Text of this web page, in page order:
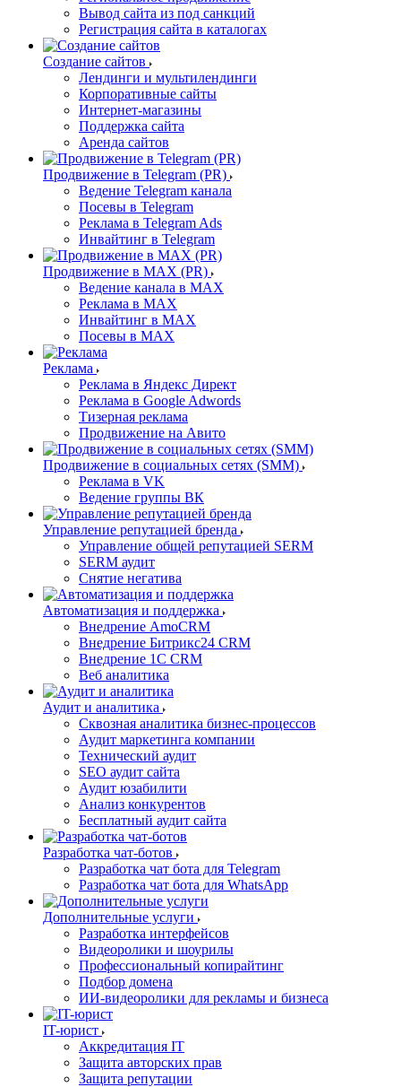
Вывод сайта из под санкций
Регистрация сайта в каталогах
Создание сайтов
Лендинги и мультилендинги
Корпоративные сайты
Интернет-магазины
Поддержка сайта
Аренда сайтов
Продвижение в Telegram (PR)
Ведение Telegram канала
Посевы в Telegram
Реклама в Telegram Ads
Инвайтинг в Telegram
Продвижение в MAX (PR)
Ведение канала в MAX
Реклама в MAX
Инвайтинг в MAX
Посевы в MAX
Реклама
Реклама в Яндекс Директ
Реклама в Google Adwords
Тизерная реклама
Продвижение на Авито
Продвижение в социальных сетях (SMM)
Реклама в VK
Ведение группы ВК
Управление репутацией бренда
Управление общей репутацией SERM
SERM аудит
Снятие негатива
Автоматизация и поддержка
Внедрение AmoCRM
Внедрение Битрикс24 CRM
Внедрение 1C CRM
Веб аналитика
Аудит и аналитика
Сквозная аналитика бизнес-процессов
Аудит маркетинга компании
Технический аудит
SEO аудит сайта
Аудит юзабилити
Анализ конкурентов
Бесплатный аудит сайта
Разработка чат-ботов
Разработка чат бота для Telegram
Разработка чат бота для WhatsApp
Дополнительные услуги
Разработка интерфейсов
Видеоролики и шоурилы
Профессиональный копирайтинг
Подбор домена
ИИ-видеоролики для рекламы и бизнеса
IT-юрист
Аккредитация IT
Защита авторских прав
Защита репутации